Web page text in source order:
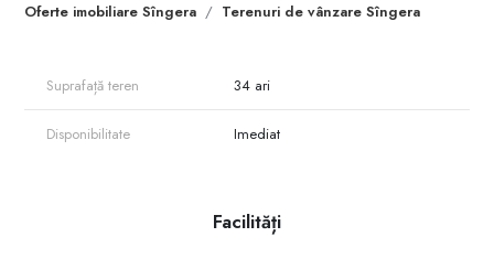
Oferte imobiliare Sîngera Terenuri de vânzare Sîngera
✅ Deschidere generoasă la drum: 34 metri
O alegere potrivită atât pentru construcția unei locuințe, cât și pentru
Suprafață teren 34 ari
Disponibilitate Imediat
Facilități